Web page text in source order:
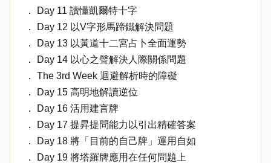
． Day 11 讀懂凱爾特十字
． Day 12 以V字形馬蹄鐵解決問題
． Day 13 以黃道十二宮占卜全面運勢
． Day 14 以心之聲解決人際關係問題
． The 3rd Week 迴避解析時的障礙
． Day 15 高明地解讀逆位
． Day 16 活用建言牌
． Day 17 提昇提問能力以引出精確答案
． Day 18 將「目前的自己牌」運用自如
． Day 19 將塔羅牌應用在任何問題上